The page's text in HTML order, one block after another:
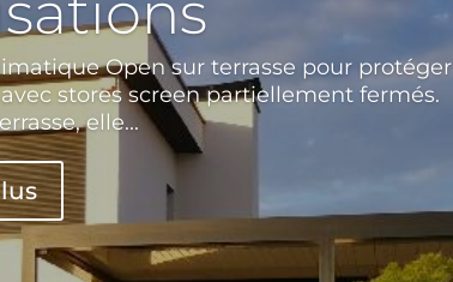
Open sur terrasse pour protéger
stores screen partiellement fermés.
elle...